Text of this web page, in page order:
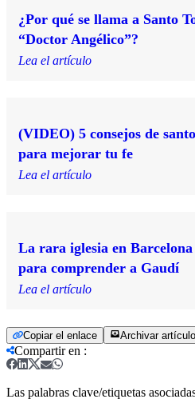
¿Por qué se llama a Santo
“Doctor Angélico”?
Lea el artículo
(VIDEO) 5 consejos de
para mejorar tu fe
Lea el artículo
La rara iglesia en
para comprender a Gaudí
Lea el artículo
Copiar el enlace Archivar artículo
Compartir en :
Las palabras clave/etiquetas